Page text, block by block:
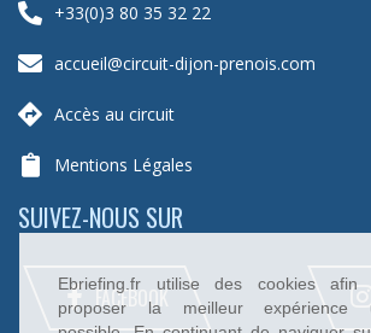
Ebriefing.fr utilise des cookies afin
proposer la meilleur expérience
+33(0)3 80 35 32 22
accueil@circuit-dijon-prenois.com
Accès au circuit
Mentions Légales
SUIVEZ-NOUS SUR
FACEBOOK